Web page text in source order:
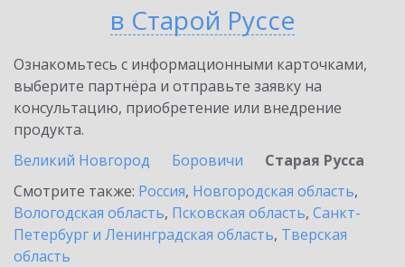
в Старой Руссе
Ознакомьтесь с информационными карточками,
выберите партнёра и отправьте заявку на
консультацию, приобретение или внедрение
продукта.
Великий Новгород
Боровичи
Старая Русса
Смотрите также: Россия, Новгородская область,
Вологодская область, Псковская область, Санкт-
Петербург и Ленинградская область, Тверская
область